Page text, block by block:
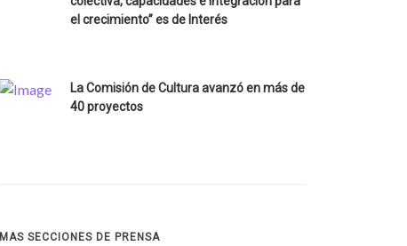
el crecimiento” es de Interés
La Comisión de Cultura avanzó en más de
40 proyectos
MAS SECCIONES DE PRENSA